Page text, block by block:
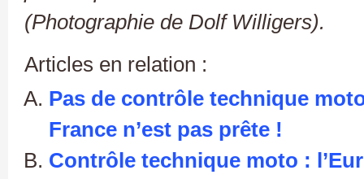
(Photographie de Dolf Willigers).
Articles en relation :
Pas de contrôle technique
France n’est pas prête !
Contrôle technique moto :